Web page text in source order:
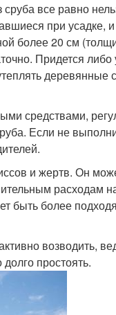
все равно
при усадке, и
более 20 см
Придется либо
деревянные
средствами,
Если не
и жертв. Он
расходам
быть более
возводить,
простоять.